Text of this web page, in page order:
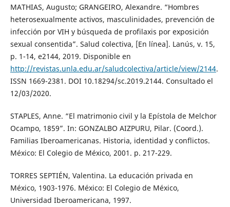
MATHIAS, Augusto; GRANGEIRO, Alexandre. “Hombres
heterosexualmente activos, masculinidades, prevención de
infección por VIH y búsqueda de profilaxis por exposición
sexual consentida”. Salud colectiva, [En línea]. Lanús, v. 15,
p. 1-14, e2144, 2019. Disponible en
http://revistas.unla.edu.ar/saludcolectiva/article/view/2144.
ISSN 1669-2381. DOI 10.18294/sc.2019.2144. Consultado el
12/03/2020.
STAPLES, Anne. “El matrimonio civil y la Epístola de Melchor
Ocampo, 1859”. In: GONZALBO AIZPURU, Pilar. (Coord.).
Familias Iberoamericanas. Historia, identidad y conflictos.
México: El Colegio de México, 2001. p. 217-229.
TORRES SEPTIÉN, Valentina. La educación privada en
México, 1903-1976. México: El Colegio de México,
Universidad Iberoamericana, 1997.